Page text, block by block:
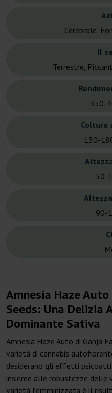
Cerebrale,
Il
Terrestre,
350-
Coltura
130-
50-
90-
Amnesia Haze
Seeds: Una Delizia
Dominante Sativa
Amnesia Haze Auto di Ganja
varietà di cannabis
desiderano gli effetti
insieme alle robustezze delle
varietà femminizzata è il